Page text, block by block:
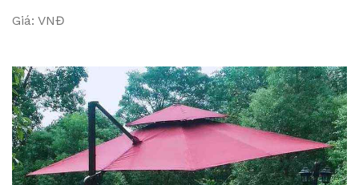
Giá: VNĐ